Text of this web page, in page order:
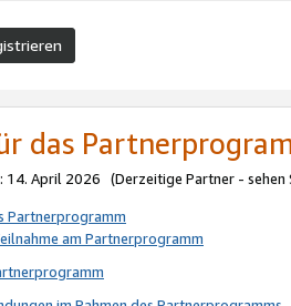
das
: 14. April 2026 (Derzeitige Partner - sehen
Partnerprogramm
am Partnerprogramm